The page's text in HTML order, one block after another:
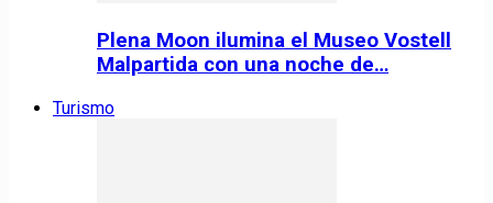
Plena Moon ilumina el Museo Vostell
Malpartida con una noche de…
Turismo